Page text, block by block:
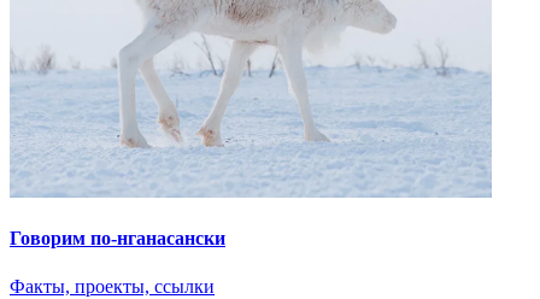
Добавить файл
file_name .pdf, 105 Мб
Я согласен на обработку
персональных данных
Очистить